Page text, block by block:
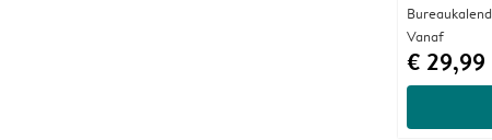
Vanaf
€ 29,99